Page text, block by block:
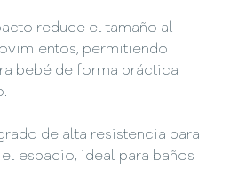
reduce el tamaño al
permitiendo
bebé de forma práctica
de alta resistencia para
espacio, ideal para baños